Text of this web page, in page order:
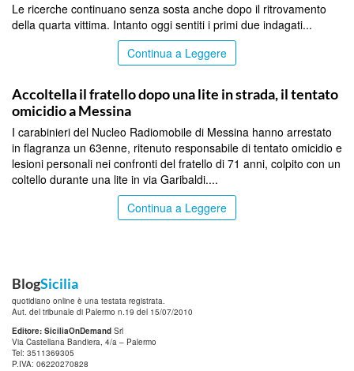
Le ricerche continuano senza sosta anche dopo il ritrovamento
della quarta vittima. Intanto oggi sentiti i primi due indagati...
Continua a Leggere
Accoltella il fratello dopo una lite in strada, il tentato
omicidio a Messina
I carabinieri del Nucleo Radiomobile di Messina hanno arrestato
in flagranza un 63enne, ritenuto responsabile di tentato omicidio e
lesioni personali nei confronti del fratello di 71 anni, colpito con un
coltello durante una lite in via Garibaldi....
Continua a Leggere
BlogSicilia
quotidiano online è una testata registrata.
Aut. del tribunale di Palermo n.19 del 15/07/2010
Editore: SiciliaOnDemand Srl
Via Castellana Bandiera, 4/a – Palermo
Tel: 3511369305
P.IVA: 06220270828